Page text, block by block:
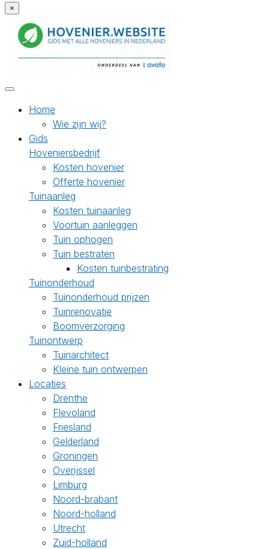
×
Home
Wie zijn wij?
Gids
Hoveniersbedrijf
Kosten hovenier
Offerte hovenier
Tuinaanleg
Kosten tuinaanleg
Voortuin aanleggen
Tuin ophogen
Tuin bestraten
Kosten tuinbestrating
Tuinonderhoud
Tuinonderhoud prijzen
Tuinrenovatie
Boomverzorging
Tuinontwerp
Tuinarchitect
Kleine tuin ontwerpen
Locaties
Drenthe
Flevoland
Friesland
Gelderland
Groningen
Overijssel
Limburg
Noord-brabant
Noord-holland
Utrecht
Zuid-holland